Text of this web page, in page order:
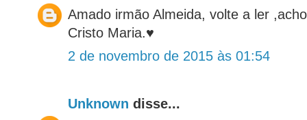
Amado irmão Almeida, volte a ler
Cristo Maria.♥
2 de novembro de 2015 às 01:54
Unknown disse...